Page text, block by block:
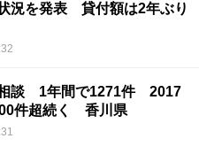
況を発表 貸付額は2年ぶり
相談 1年間で1271件 2017
件超続く 香川県